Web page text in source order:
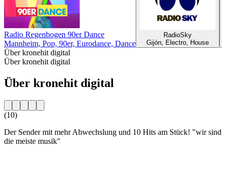
Radio Regenbogen 90er Dance
Mannheim, Pop, 90er, Eurodance, Dance
RadioSky
Gijón, Electro, House
Über kronehit digital
Über kronehit digital
Über kronehit digital
(10)
Der Sender mit mehr Abwechslung und 10 Hits am Stück! "wir sind
die meiste musik"